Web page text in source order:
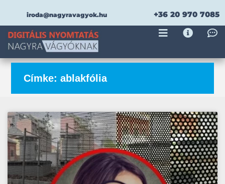
iroda@nagyravagyok.hu +36 20 970 7085
Címke: ablakfólia